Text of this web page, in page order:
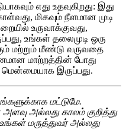
எது உதவுகிறது: இது
மிகவும் நீளமான முடி
உருவாக்குவது,
உங்கள் தலைமுடி ஒரு
மற்றும் மீண்டு வருவதை
மாற்றத்தின் போது
இருப்பது.
மட்டுமே.
அளவு அல்லது காலம் குறித்து
மருத்துவர் அல்லது